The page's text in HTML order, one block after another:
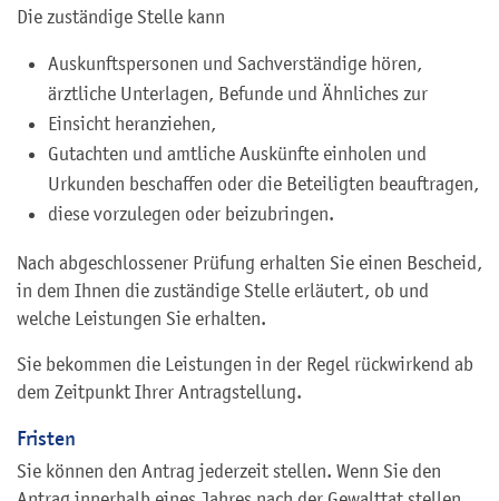
Die zuständige Stelle kann
Auskunftspersonen und Sachverständige hören,
ärztliche Unterlagen, Befunde und Ähnliches zur
Einsicht heranziehen,
Gutachten und amtliche Auskünfte einholen und
Urkunden beschaffen oder die Beteiligten beauftragen,
diese vorzulegen oder beizubringen.
Nach abgeschlossener Prüfung erhalten Sie einen Bescheid,
in dem Ihnen die zuständige Stelle erläutert, ob und
welche Leistungen Sie erhalten.
Sie bekommen die Leistungen in der Regel rückwirkend ab
dem Zeitpunkt Ihrer Antragstellung.
Fristen
Sie können den Antrag jederzeit stellen. Wenn Sie den